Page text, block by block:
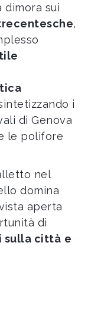
dimora sui
,
i
di Genova
le polifore
nel
domina
aperta
di
sulla città e